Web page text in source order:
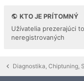
KTO JE PRÍTOMNÝ
Užívatelia prezerajúci
neregistrovaných